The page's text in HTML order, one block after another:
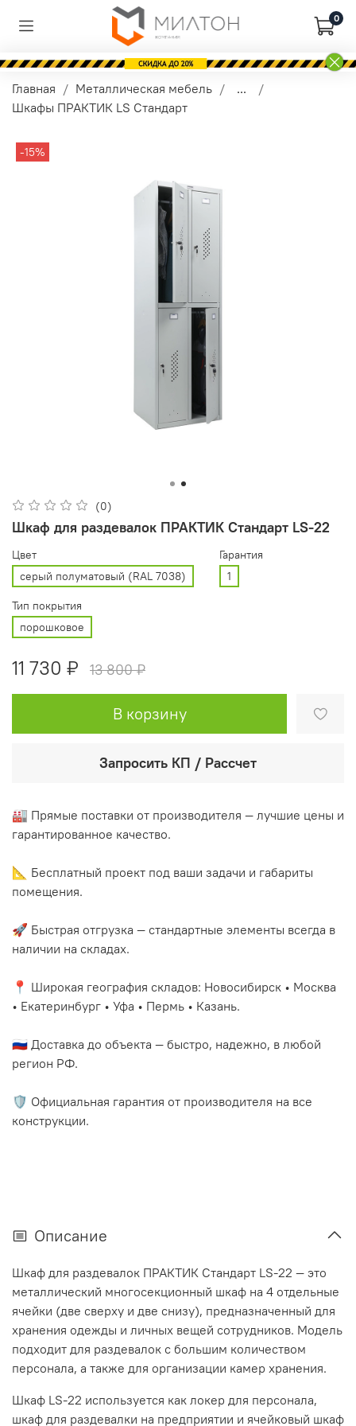
0
Главная Металлическая мебель
...
Шкафы ПРАКТИК LS Стандарт
-15%
(0)
Шкаф для раздевалок ПРАКТИК Стандарт LS-22
Цвет
серый полуматовый (RAL 7038)
Гарантия
1
Тип покрытия
порошковое
11 730 ₽ 13 800 ₽
В корзину
Запросить КП / Рассчет
🏭 Прямые поставки от производителя — лучшие цены и
гарантированное качество.
📐 Бесплатный проект под ваши задачи и габариты
помещения.
🚀 Быстрая отгрузка — стандартные элементы всегда в
наличии на складах.
📍 Широкая география складов: Новосибирск • Москва
• Екатеринбург • Уфа • Пермь • Казань.
🇷🇺 Доставка до объекта — быстро, надежно, в любой
регион РФ.
🛡️ Официальная гарантия от производителя на все
конструкции.
Описание
Шкаф для раздевалок ПРАКТИК Стандарт LS-22 — это
металлический многосекционный шкаф на 4 отдельные
ячейки (две сверху и две снизу), предназначенный для
хранения одежды и личных вещей сотрудников. Модель
подходит для раздевалок с большим количеством
персонала, а также для организации камер хранения.
Шкаф LS-22 используется как локер для персонала,
шкаф для раздевалки на предприятии и ячейковый шкаф